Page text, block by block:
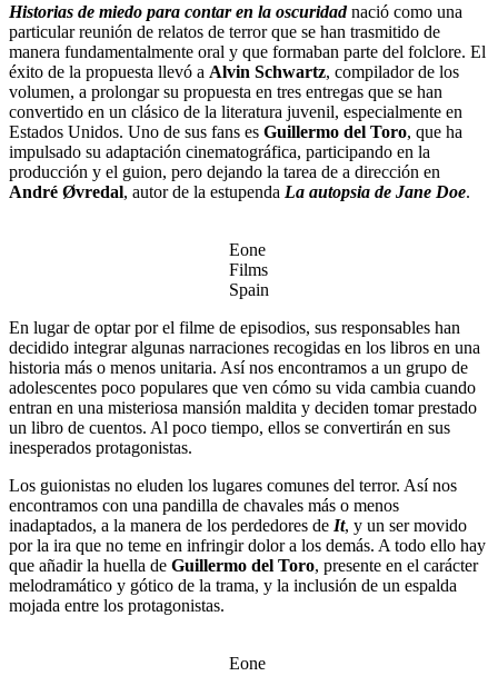
Historias de miedo para contar en la oscuridadnació como una
particular reunión de relatos de terror que se han trasmitido de
manera fundamentalmente oral y que formaban parte del folclore. El
éxito de la propuesta llevó a Alvin Schwartz, compilador de los
volumen, a prolongar su propuesta en tres entregas que se han
convertido en un clásico de la literatura juvenil, especialmente en
Estados Unidos. Uno de sus fans es Guillermo del Toro, que ha
impulsado su adaptación cinematográfica, participando en la
producción y el guion, pero dejando la tarea de a dirección en
André Øvredal, autor de la estupenda La autopsia de Jane Doe.
Eone
Films
Spain
En lugar de optar por el filme de episodios, sus responsables han
decidido integrar algunas narraciones recogidas en los libros en una
historia más o menos unitaria. Así nos encontramos a un grupo de
adolescentes poco populares que ven cómo su vida cambia cuando
entran en una misteriosa mansión maldita y deciden tomar prestado
un libro de cuentos. Al poco tiempo, ellos se convertirán en sus
inesperados protagonistas.
Los guionistas no eluden los lugares comunes del terror. Así nos
encontramos con una pandilla de chavales más o menos
inadaptados, a la manera de los perdedores de It, y un ser movido
por la ira que no teme en infringir dolor a los demás. A todo ello hay
que añadir la huella de Guillermo del Toro, presente en el carácter
melodramático y gótico de la trama, y la inclusión de un espalda
mojada entre los protagonistas.
Eone